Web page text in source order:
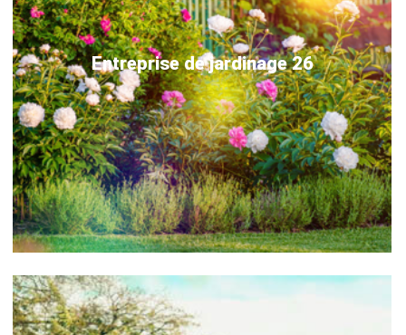
Entreprise de jardinage 26